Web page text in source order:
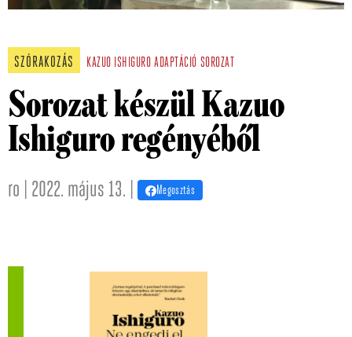
SZÓRAKOZÁS KAZUO ISHIGURO ADAPTÁCIÓ SOROZAT
Sorozat készül Kazuo
Ishiguro regényéből
ro | 2022. május 13. | Megosztás